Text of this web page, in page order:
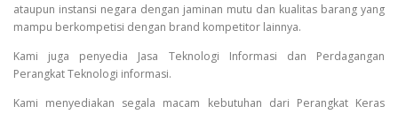
ataupun instansi negara dengan jaminan mutu dan kualitas barang yang
mampu berkompetisi dengan brand kompetitor lainnya.
Kami juga penyedia Jasa Teknologi Informasi dan Perdagangan
Perangkat Teknologi informasi.
Kami menyediakan segala macam kebutuhan dari Perangkat Keras